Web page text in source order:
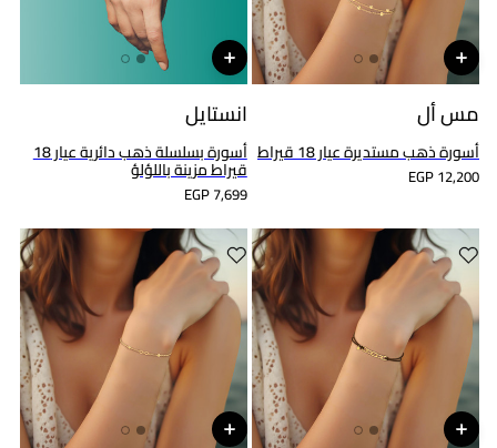
مس أل
أسورة ذهب مستديرة عيار 18 قيراط
EGP 12,200
انستايل
أسورة بسلسلة ذهب دائرية عيار 18
قيراط مزينة باللؤلؤ
EGP 7,699